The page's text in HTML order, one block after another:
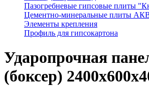
Пазогребневые гипсовые плиты
Цементно-минеральные плиты
Элементы крепления
Профиль для гипсокартона
Ударопрочная
(боксер)